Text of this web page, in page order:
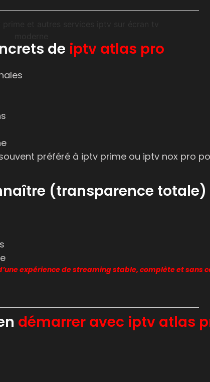
de iptv atlas pro
préféré à iptv prime ou iptv nox pro
(transparence totale)
expérience de streaming stable, complète et sans
démarrer avec iptv atlas